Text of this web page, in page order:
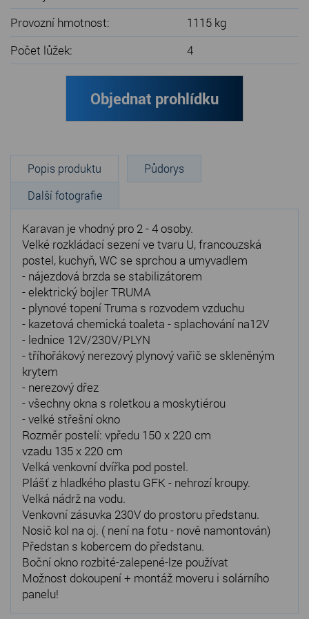
Provozní hmotnost:
1115 kg
Počet lůžek:
4
Objednat prohlídku
Popis produktu
Půdorys
Další fotografie
Karavan je vhodný pro 2 - 4 osoby.
Velké rozkládací sezení ve tvaru U, francouzská
postel, kuchyň, WC se sprchou a umyvadlem
- nájezdová brzda se stabilizátorem
- elektrický bojler TRUMA
- plynové topení Truma s rozvodem vzduchu
- kazetová chemická toaleta - splachování na12V
- lednice 12V/230V/PLYN
- tříhořákový nerezový plynový vařič se skleněným
krytem
- nerezový dřez
- všechny okna s roletkou a moskytiérou
- velké střešní okno
Rozměr postelí: vpředu 150 x 220 cm
vzadu 135 x 220 cm
Velká venkovní dvířka pod postel.
Plášť z hladkého plastu GFK - nehrozí kroupy.
Velká nádrž na vodu.
Venkovní zásuvka 230V do prostoru předstanu.
Nosič kol na oj. ( není na fotu - nově namontován)
Předstan s kobercem do předstanu.
Boční okno rozbité-zalepené-lze používat
Možnost dokoupení + montáž moveru i solárního
panelu!